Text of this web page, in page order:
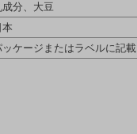
成分、大豆
本
ッケージまたはラベルに記載